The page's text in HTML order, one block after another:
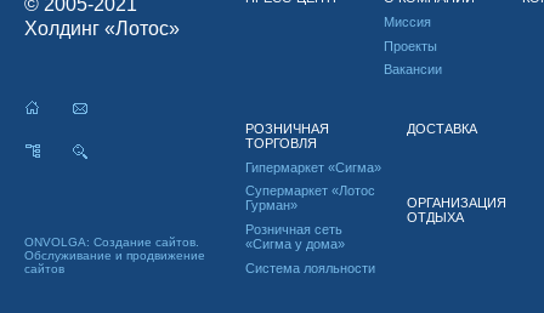
© 2005-2021
Холдинг «Лотос»
ONVOLGA: Создание сайтов.
Обслуживание и продвижение
сайтов
Миссия
Проекты
Вакансии
РОЗНИЧНАЯ
ТОРГОВЛЯ
Гипермаркет «Сигма»
Супермаркет «Лотос
Гурман»
Розничная сеть
«Сигма у дома»
Система лояльности
ДОСТАВКА
ОРГАНИЗАЦИЯ
ОТДЫХА